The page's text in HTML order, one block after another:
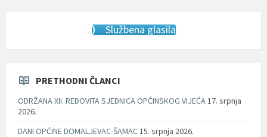
Službena glasila
PRETHODNI ČLANCI
ODRŽANA XII. REDOVITA SJEDNICA OPĆINSKOG VIJEĆA17. srpnja
2026.
DANI OPĆINE DOMALJEVAC-ŠAMAC15. srpnja 2026.